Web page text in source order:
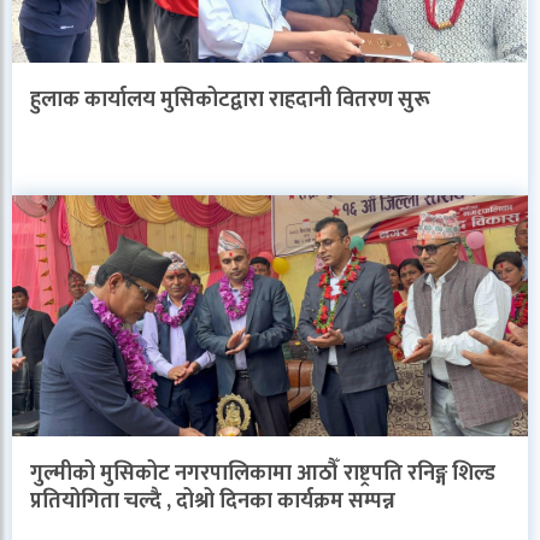
हुलाक कार्यालय मुसिकोटद्वारा राहदानी वितरण सुरू
गुल्मीको मुसिकोट नगरपालिकामा आठौँ राष्ट्रपति रनिङ्ग शिल्ड
प्रतियोगिता चल्दै , दोश्रो दिनका कार्यक्रम सम्पन्न